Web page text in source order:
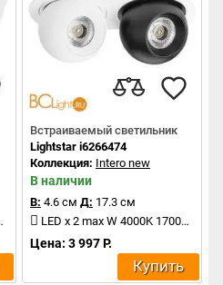
Встраиваемый светильник
Lightstar i6266474
Коллекция: Intero new
В наличии
В: 4.6 см Д: 17.3 см
LED x 2 max W 4000K 1700Lm
Цена: 3 997 Р.
Купить